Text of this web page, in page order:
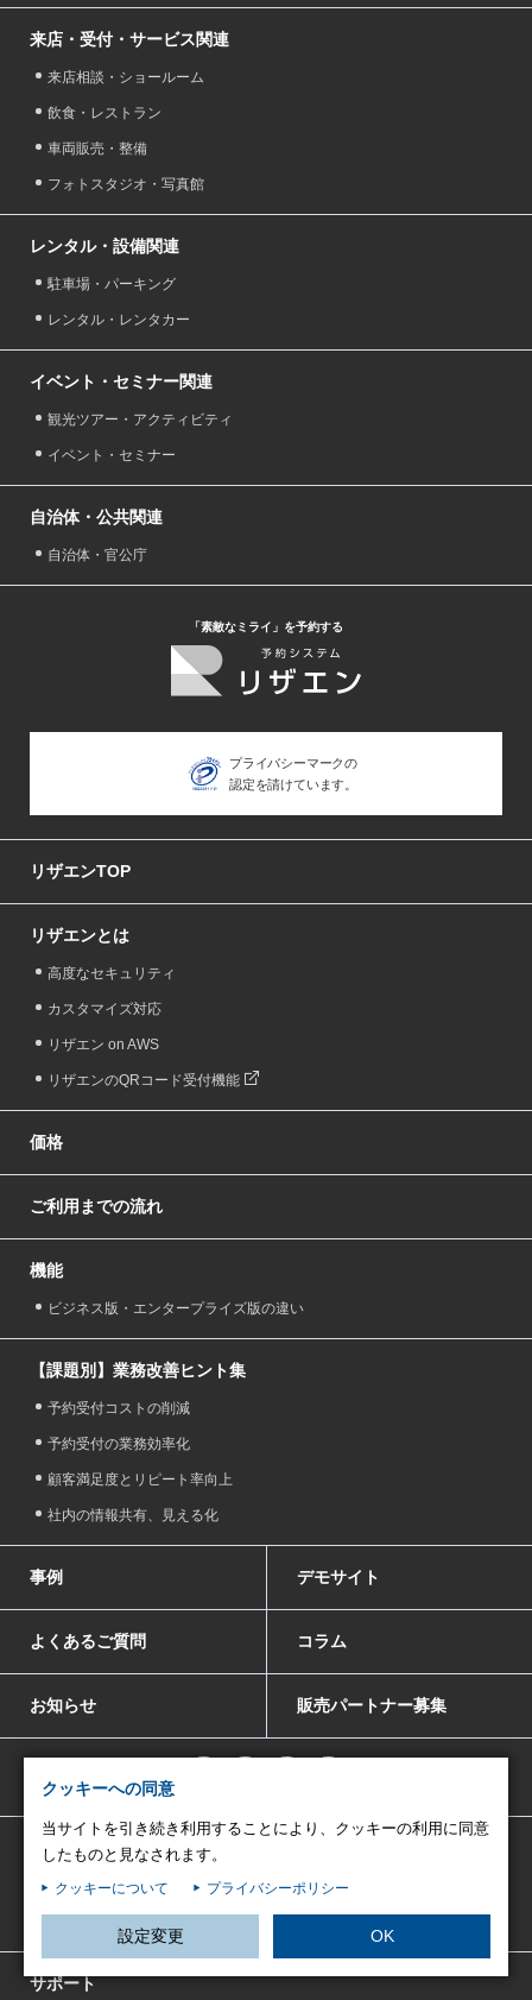
来店・受付・サービス関連
来店相談・ショールーム
飲食・レストラン
車両販売・整備
フォトスタジオ・写真館
レンタル・設備関連
駐車場・パーキング
レンタル・レンタカー
イベント・セミナー関連
観光ツアー・アクティビティ
イベント・セミナー
自治体・公共関連
自治体・官公庁
クッキーへの同意
当サイトを引き続き利用することにより、クッキーの利用に同意
したものと見なされます。
クッキーについて プライバシーポリシー
設定変更 OK
「素敵なミライ」を予約する
プライバシーマークの
認定を請けています。
リザエンTOP
リザエンとは
高度なセキュリティ
カスタマイズ対応
リザエン on AWS
リザエンのQRコード受付機能
価格
ご利用までの流れ
機能
ビジネス版・エンタープライズ版の違い
【課題別】業務改善ヒント集
予約受付コストの削減
予約受付の業務効率化
顧客満足度とリピート率向上
社内の情報共有、見える化
事例 デモサイト
よくあるご質問 コラム
お知らせ 販売パートナー募集
運営会社
会社概要
サポート